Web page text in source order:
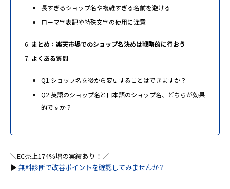
長すぎるショップ名や複雑すぎる名前を避ける
ローマ字表記や特殊文字の使用に注意
まとめ：楽天市場でのショップ名決めは戦略的に行おう
よくある質問
Q1:ショップ名を後から変更することはできますか？
Q2:英語のショップ名と日本語のショップ名、どちらが効果
的ですか？
＼EC売上174%増の実績あり！／
▶ 無料診断で改善ポイントを確認してみませんか？